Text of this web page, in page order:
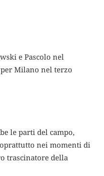
e Pascolo nel
Milano nel terzo
le parti del campo,
nei momenti di
trascinatore della